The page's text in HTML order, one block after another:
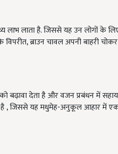
लाभ लाता है. जिससे यह उन लोगों के
ब्राउन चावल अपनी बाहरी
बढ़ावा देता है और वजन प्रबंधन में
है , जिससे यह मधुमेह-अनुकूल आहार में